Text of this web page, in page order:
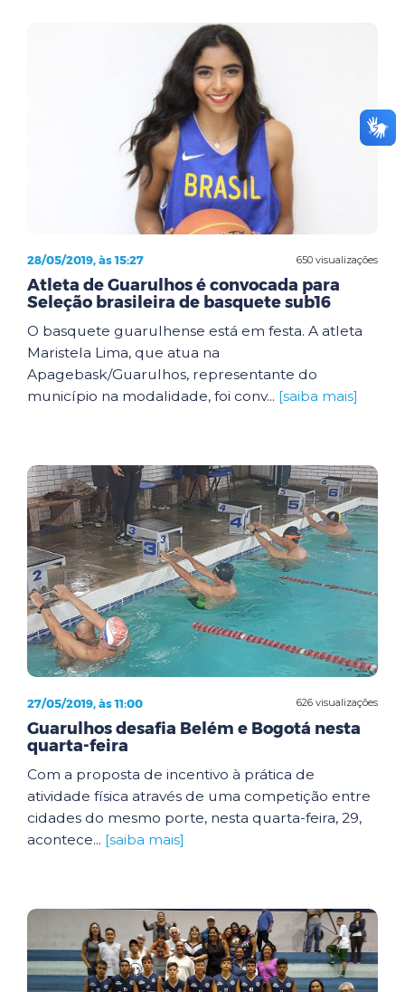
650 visualizações
28/05/2019, às 15:27
Atleta de Guarulhos é convocada para
Seleção brasileira de basquete sub16
O basquete guarulhense está em festa. A atleta
Maristela Lima, que atua na
Apagebask/Guarulhos, representante do
município na modalidade, foi conv... [saiba mais]
626 visualizações
27/05/2019, às 11:00
Guarulhos desafia Belém e Bogotá nesta
quarta-feira
Com a proposta de incentivo à prática de
atividade física através de uma competição entre
cidades do mesmo porte, nesta quarta-feira, 29,
acontece... [saiba mais]